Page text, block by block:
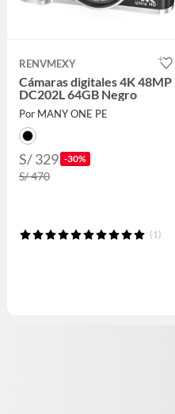
RENVMEXY
Cámaras digitales 4K 48MP
DC202L 64GB Negro
Por MANY ONE PE
S/ 329 -30%
S/ 470
(1)